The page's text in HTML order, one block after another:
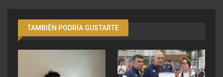
TAMBIÉN PODRÍA GUSTARTE